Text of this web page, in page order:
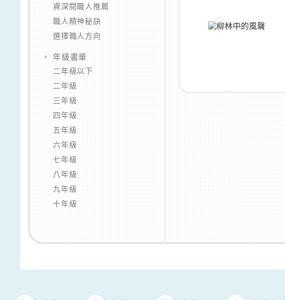
資深閱職人推薦
職人精神秘訣
選擇職人方向
年級書單
二年級以下
二年級
三年級
四年級
五年級
六年級
七年級
八年級
九年級
十年級